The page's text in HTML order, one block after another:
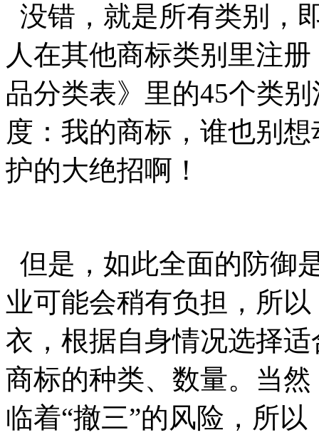
没错，就是所有类别，
人在其他商标类别里注
品分类表》里的45个类
度：我的商标，谁也别
护的大绝招啊！
但是，如此全面的防御
业可能会稍有负担，所
衣，根据自身情况选择
商标的种类、数量。当
临着“撤三”的风险，所